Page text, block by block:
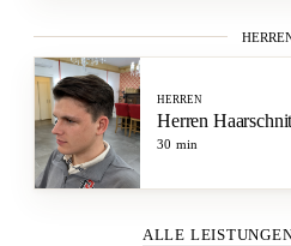
HERREN
Herren
30 min
ALLE